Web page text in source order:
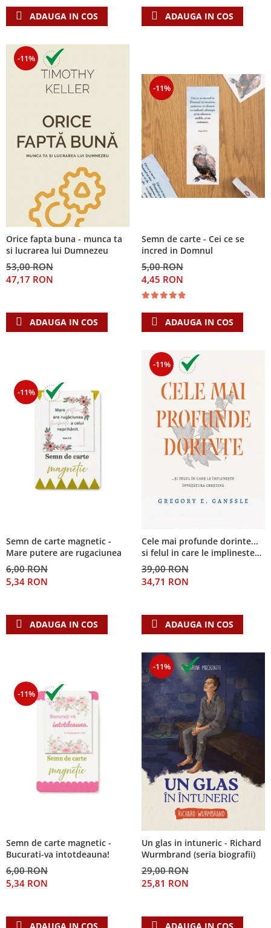
ADAUGA IN COS ADAUGA IN COS
-11%
Orice fapta buna - munca ta
si lucrarea lui Dumnezeu
53,00 RON
47,17 RON
ADAUGA IN COS
-11%
Semn de carte - Cei ce se
incred in Domnul
5,00 RON
4,45 RON
ADAUGA IN COS
-11%
Semn de carte magnetic -
Mare putere are rugaciunea
6,00 RON
5,34 RON
ADAUGA IN COS
-11%
Cele mai profunde dorinte...
si felul in care le implineste
invatatura crestina
39,00 RON
34,71 RON
ADAUGA IN COS
-11%
Semn de carte magnetic -
Bucurati-va intotdeauna!
6,00 RON
5,34 RON
-11%
Un glas in intuneric - Richard
Wurmbrand (seria biografii)
29,00 RON
25,81 RON